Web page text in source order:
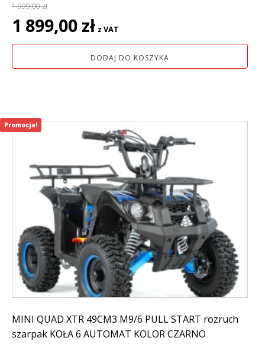
1 999,00zł
Pierwotna
cena
wynosiła:
1 899,00 zł cena
wynosi:
1
z VAT
DODAJ DO KOSZYKA
MINI QUAD XTR 49CM3 M9/6 PULL START rozruch
szarpak KOŁA 6 AUTOMAT KOLOR CZARNO
Promocja!